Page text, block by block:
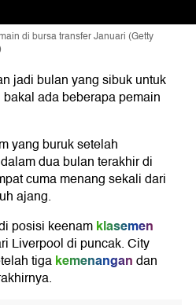
di bursa transfer Januari (Getty
jadi bulan yang sibuk untuk
bakal ada beberapa pemain
yang buruk setelah
dua bulan terakhir di
cuma menang sekali dari
ajang.
posisi keenamklasemen
Liverpool di puncak. City
tigakemenangandan